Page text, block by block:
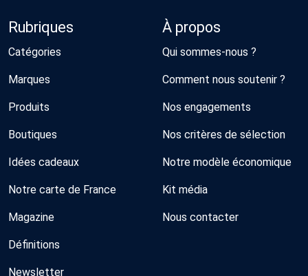
Rubriques
Catégories
Marques
Produits
Boutiques
Idées cadeaux
Notre carte de France
Magazine
Définitions
Newsletter
À propos
Qui sommes-nous ?
Comment nous soutenir ?
Nos engagements
Nos critères de sélection
Notre modèle économique
Kit média
Nous contacter